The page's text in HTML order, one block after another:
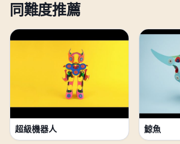
同難度推薦
超級機器人 鯨魚